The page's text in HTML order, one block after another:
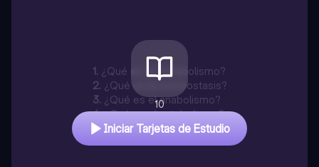
1. ¿Qué es el metabolismo?
2. ¿Qué es la homeostasis?
3. ¿Qué es el anabolismo?
4. ¿Qué es el catabolismo?
10
Iniciar Tarjetas de Estudio